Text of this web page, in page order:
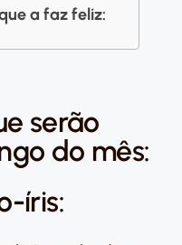
a faz feliz:
serão
do mês:
íris: